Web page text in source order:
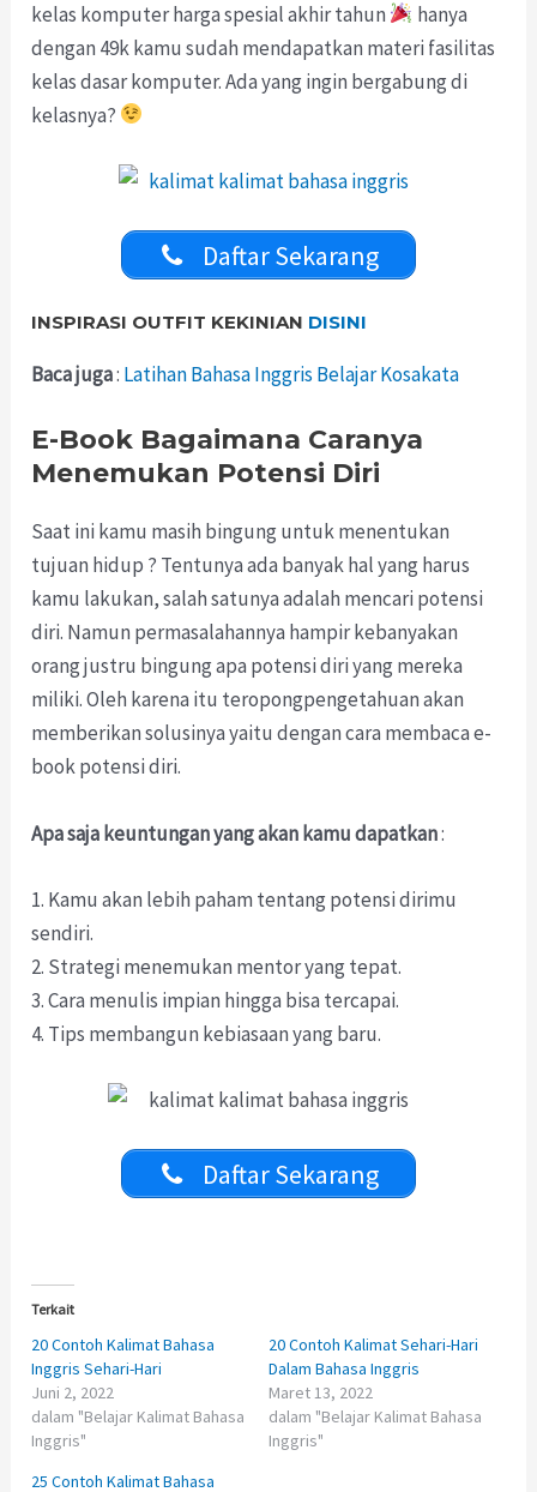
kelas komputer harga spesial akhir tahun
hanya
dengan 49k kamu sudah mendapatkan materi fasilitas
kelas dasar komputer. Ada yang ingin bergabung di
kelasnya?
Daftar Sekarang
INSPIRASI OUTFIT KEKINIAN DISINI
Baca juga: Latihan Bahasa Inggris Belajar Kosakata
E-Book Bagaimana Caranya
Menemukan Potensi Diri
Saat ini kamu masih bingung untuk menentukan
tujuan hidup ? Tentunya ada banyak hal yang harus
kamu lakukan, salah satunya adalah mencari potensi
diri. Namun permasalahannya hampir kebanyakan
orang justru bingung apa potensi diri yang mereka
miliki. Oleh karena itu teropongpengetahuan akan
memberikan solusinya yaitu dengan cara membaca e-
book potensi diri.
Apa saja keuntungan yang akan kamu dapatkan:
1. Kamu akan lebih paham tentang potensi dirimu
sendiri.
2. Strategi menemukan mentor yang tepat.
3. Cara menulis impian hingga bisa tercapai.
4. Tips membangun kebiasaan yang baru.
Daftar Sekarang
Terkait
20 Contoh Kalimat Bahasa
Inggris Sehari-Hari
Juni 2, 2022
dalam "Belajar Kalimat Bahasa
Inggris"
20 Contoh Kalimat Sehari-Hari
Dalam Bahasa Inggris
Maret 13, 2022
dalam "Belajar Kalimat Bahasa
Inggris"
25 Contoh Kalimat Bahasa